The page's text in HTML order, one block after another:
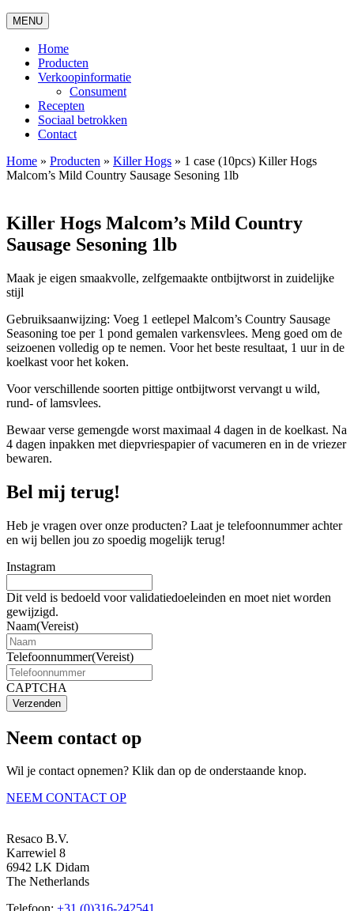
MENU
Home
Producten
Verkoopinformatie
Consument
Recepten
Sociaal betrokken
Contact
Home » Producten » Killer Hogs » 1 case (10pcs) Killer Hogs
Malcom’s Mild Country Sausage Sesoning 1lb
Killer Hogs Malcom’s Mild Country
Sausage Sesoning 1lb
Maak je eigen smaakvolle, zelfgemaakte ontbijtworst in zuidelijke
stijl
Gebruiksaanwijzing: Voeg 1 eetlepel Malcom’s Country Sausage
Seasoning toe per 1 pond gemalen varkensvlees. Meng goed om de
seizoenen volledig op te nemen. Voor het beste resultaat, 1 uur in de
koelkast voor het koken.
Voor verschillende soorten pittige ontbijtworst vervangt u wild,
rund- of lamsvlees.
Bewaar verse gemengde worst maximaal 4 dagen in de koelkast. Na
4 dagen inpakken met diepvriespapier of vacumeren en in de vriezer
bewaren.
Bel mij terug!
Heb je vragen over onze producten? Laat je telefoonnummer achter
en wij bellen jou zo spoedig mogelijk terug!
Instagram
Dit veld is bedoeld voor validatiedoeleinden en moet niet worden
gewijzigd.
Naam(Vereist)
Telefoonnummer(Vereist)
CAPTCHA
Verzenden
Neem contact op
Wil je contact opnemen? Klik dan op de onderstaande knop.
NEEM CONTACT OP
Resaco B.V.
Karrewiel 8
6942 LK Didam
The Netherlands